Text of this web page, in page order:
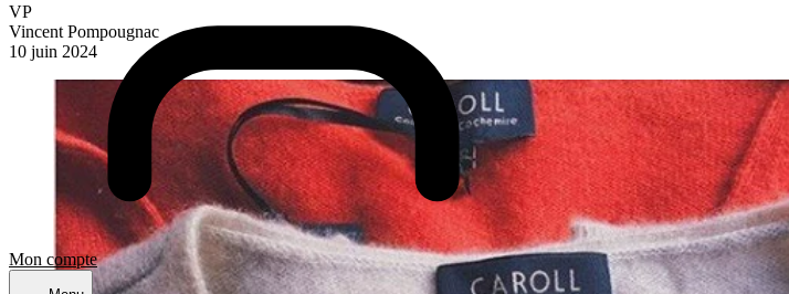
Mon compte
VP
Vincent Pompougnac
10 juin 2024